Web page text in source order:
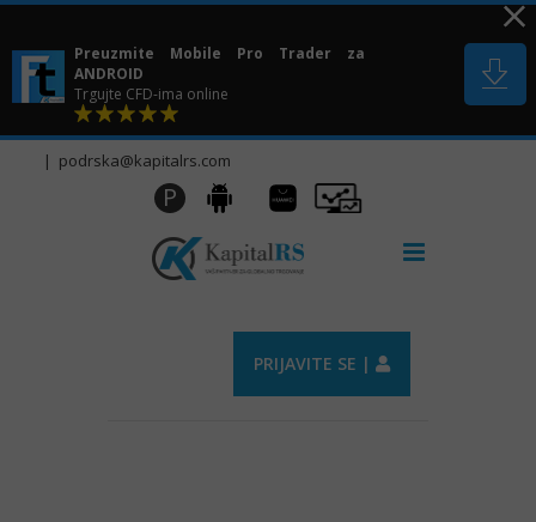
Skip
content
Preuzmite Mobile Pro Trader za
ANDROID
Trgujte CFD-ima online
| podrska@kapitalrs.com
P Android
Huawei
AppGallery
Pro
Trader
PRIJAVITE SE |